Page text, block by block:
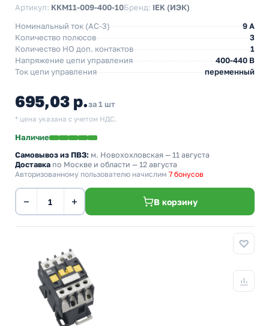
Артикул: KKM11-009-400-10Бренд: IEK (ИЭК)
Номинальный ток (АС-3)
9 A
Количество полюсов
3
Количество НO доп. контактов
1
Напряжение цепи управления
400-440 В
Ток цепи управления
переменный
695,03 р.за 1 шт
* цена указана с учетом НДС.
Наличие
Самовывоз из ПВЗ: м. Новохохловская — 11 августа
Доставка по Москве и области — 12 августа
Авторизованному пользователю начислим 7 бонусов
− + В корзину